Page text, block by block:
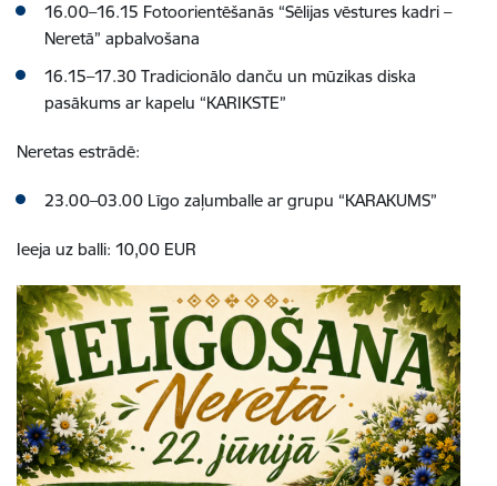
16.00–16.15 Fotoorientēšanās “Sēlijas vēstures kadri –
Neretā” apbalvošana
16.15–17.30 Tradicionālo danču un mūzikas diska
pasākums ar kapelu “KARIKSTE”
Neretas estrādē:
23.00–03.00 Līgo zaļumballe ar grupu “KARAKUMS”
Ieeja uz balli: 10,00 EUR